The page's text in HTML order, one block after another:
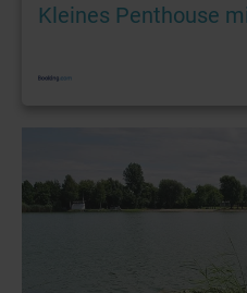
Kleines Penthouse